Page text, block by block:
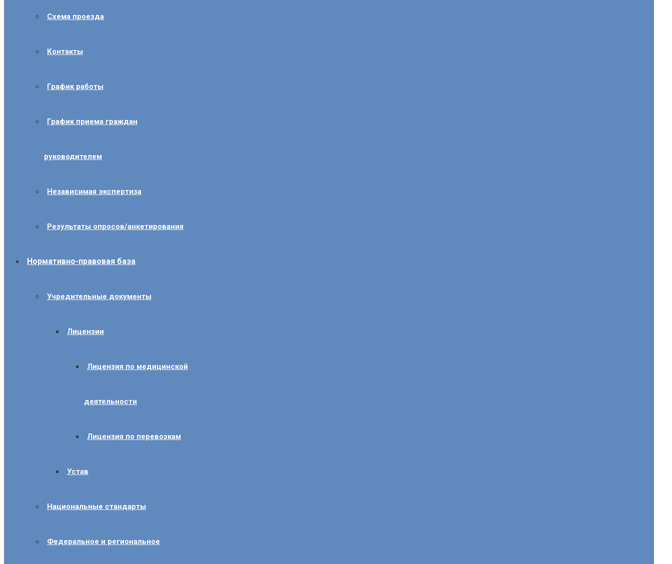
Схема проезда
Контакты
График работы
График приема граждан
руководителем
Независимая экспертиза
Результаты опросов/анкетирования
Нормативно-правовая база
Учредительные документы
Лицензии
Лицензия по медицинской
деятельности
Лицензия по перевозкам
Устав
Национальные стандарты
Федеральное и региональное